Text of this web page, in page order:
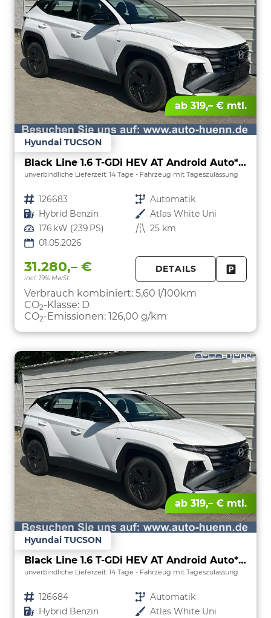
ab 319,– € mtl.
Hyundai TUCSON
Black Line 1.6 T-GDi HEV AT Android Auto*Navi*SHZ*Kamera*2Z Klimaauto*
unverbindliche Lieferzeit: 14 Tage Fahrzeug mit Tageszulassung
Fahrzeugnr. 126683 Getriebe Automatik
Kraftstoff Hybrid Benzin Außenfarbe Atlas White Uni
Leistung 176 kW (239 PS) Kilometerstand 25 km
01.05.2026
31.280,– €
incl. 19% MwSt.
DETAILS
Verbrauch kombiniert: 5,60 l/100km
CO2-Klasse: D
CO2-Emissionen: 126,00 g/km
ab 319,– € mtl.
Hyundai TUCSON
Black Line 1.6 T-GDi HEV AT Android Auto*Navi*SHZ*Kamera*2Z Klimaauto*
unverbindliche Lieferzeit: 14 Tage Fahrzeug mit Tageszulassung
Fahrzeugnr. 126684 Getriebe Automatik
Kraftstoff Hybrid Benzin Außenfarbe Atlas White Uni